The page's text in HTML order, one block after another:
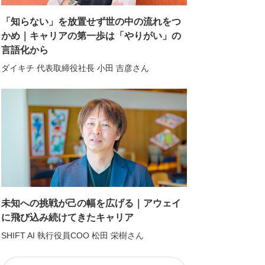
「知らない」を放置せず世の中の流れをつ
かめ｜キャリアの第一歩は「やりがい」の
言語化から
ダイキチ 代表取締役社長 小田 吉彦さん
未知への挑戦が己の幅を広げる｜アウェイ
に飛び込み続けてきたキャリア
SHIFT AI 執行役員COO 松田 栄樹さん